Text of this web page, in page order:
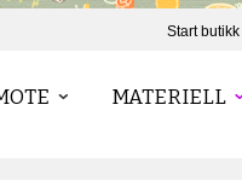
Start butikk
MATERIELL